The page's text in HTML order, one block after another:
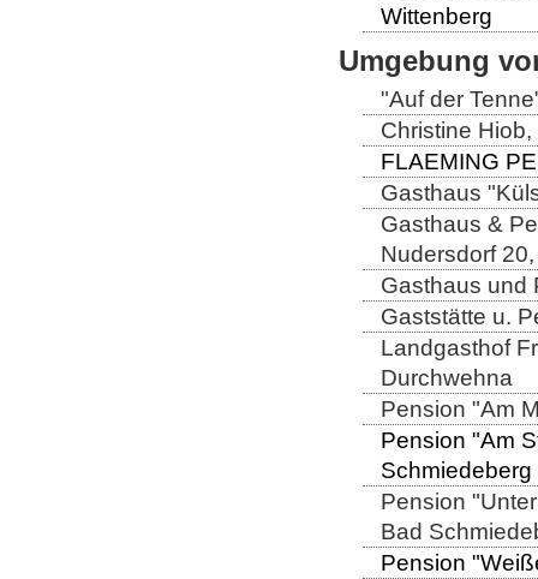
Wittenberg
Umgebung
"Auf der
Christine
FLAEMING
Gasthaus
Gasthaus &
Nudersdorf
Gasthaus und
Gaststätte u.
Landgasthof
Durchwehna
Pension "Am
Pension "Am
Schmiedeberg
Pension
Bad
Pension